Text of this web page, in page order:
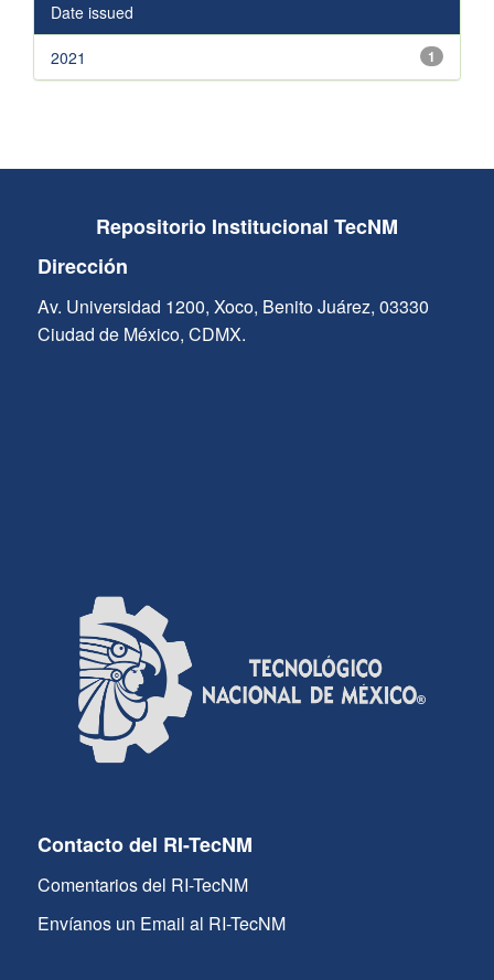
Date issued
1
2021
Repositorio Institucional TecNM
Dirección
Av. Universidad 1200, Xoco, Benito Juárez, 03330
Ciudad de México, CDMX.
Contacto del RI-TecNM
Comentarios del RI-TecNM
Envíanos un Email al RI-TecNM